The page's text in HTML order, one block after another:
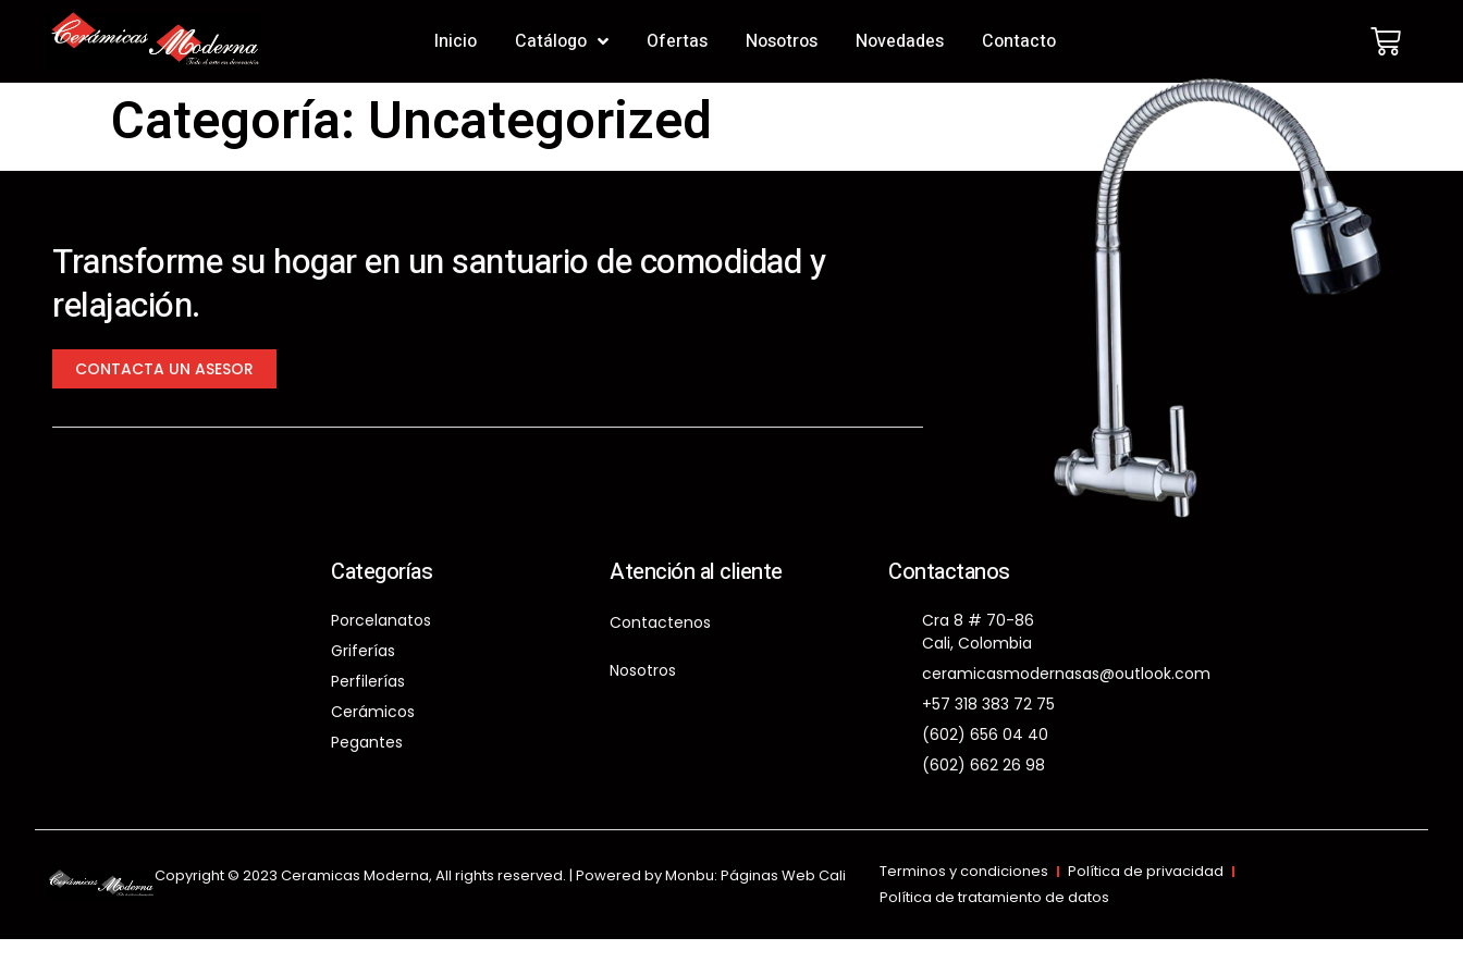
Inicio Catálogo Ofertas Nosotros Novedades Contacto
Categoría: Uncategorized
Transforme su hogar en un santuario de comodidad y
relajación.
CONTACTA UN ASESOR
Categorías
Porcelanatos
Griferías
Perfilerías
Cerámicos
Pegantes
Atención al cliente
Contactenos
Nosotros
Contactanos
Cra 8 # 70-86
Cali, Colombia
ceramicasmodernasas@outlook.com
+57 318 383 72 75
(602) 656 04 40
(602) 662 26 98
Copyright © 2023 Ceramicas Moderna, All rights reserved. | Powered by Monbu: Páginas Web Cali Terminos y condiciones
Política de privacidad
Política de tratamiento de datos